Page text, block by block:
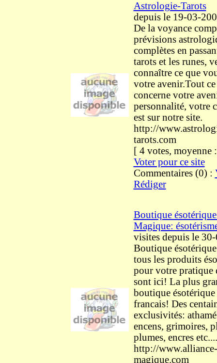
Astrologie-Tarots
depuis le 19-03-
De la voyance
prévisions
complètes en
tarots et les runes,
connaître ce que
votre avenir.Tout
concerne votre
personnalité, votre
est sur notre site.
http://
tarots.com
[ 4 votes,
Voter pour ce site
Commentaires (0) :
Rédiger
Boutique
Magique:
visites depuis le
Boutique
tous les produits
pour votre pratique
sont ici! La plus
boutique
francais! Des
exclusivités:
encens, grimoires,
plumes, encres etc....
http://www.alliance-
magique.com